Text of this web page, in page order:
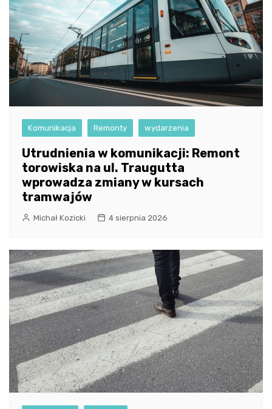
Komunikacja Remonty wydarzenia
Utrudnienia w komunikacji: Remont
torowiska na ul. Traugutta
wprowadza zmiany w kursach
tramwajów
Michał Kozicki 4 sierpnia 2026